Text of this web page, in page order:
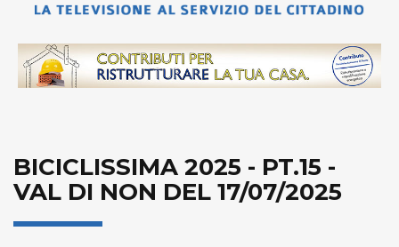
BICICLISSIMA 2025 - PT.15 -
VAL DI NON DEL 17/07/2025